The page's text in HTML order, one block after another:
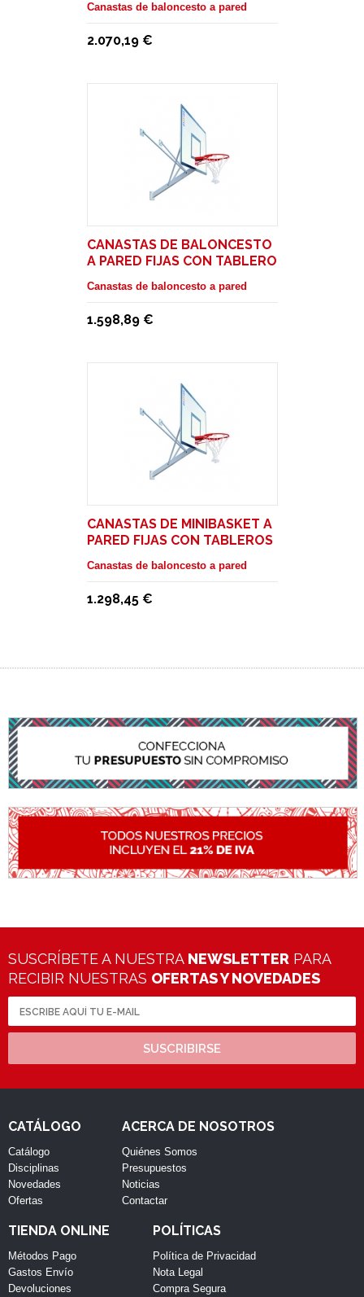
Canastas de baloncesto a pared
2.070,19 €
CANASTAS DE BALONCESTO
A PARED FIJAS CON TABLERO
Canastas de baloncesto a pared
1.598,89 €
CANASTAS DE MINIBASKET A
PARED FIJAS CON TABLEROS
Canastas de baloncesto a pared
1.298,45 €
SUSCRÍBETE A NUESTRA NEWSLETTER PARA
RECIBIR NUESTRAS OFERTAS Y NOVEDADES
SUSCRIBIRSE
CATÁLOGO
Catálogo
Disciplinas
Novedades
Ofertas
ACERCA DE NOSOTROS
Quiénes Somos
Presupuestos
Noticias
Contactar
TIENDA ONLINE
Métodos Pago
Gastos Envío
Devoluciones
POLÍTICAS
Política de Privacidad
Nota Legal
Compra Segura